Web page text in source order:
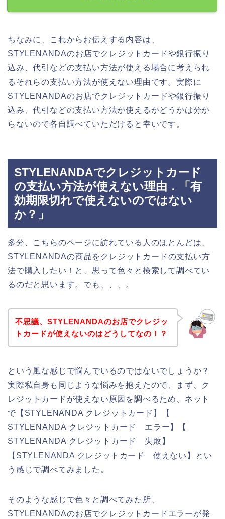
ちなみに、これからお伝えする内容は、
STYLENANDAのお店でクレジットカードや銀行振り
込み、代引などの支払い方法が使える場合に考えられ
るそれらの支払い方法が使えない理由です。実際に
STYLENANDAのお店でクレジットカードや銀行振り
込み、代引などの支払い方法が使えるかどうかは分か
らないので各自調べていただけると幸いです。
STYLENANDAでクレジットカード
の支払い方法が使えない理由．「有
効期限切れで使えないのではない
か？」
多分、こちらのページに訪れている人のほとんどは、
STYLENANDAの商品をクレジットカードの支払い方
法で購入したい！と、思って色々と検索して調べてい
るのだと思います。でも、、、。
不思議、STYLENANDAのお店でクレジッ
トカードが使えないのはどうしてなの！？
という風な感じで悩んでいるのではないでしょうか？
実際私自身も同じような悩みを抱えたので、まず、ク
レジットカードが使えない原因を調べるため、ネット
で【STYLENANDA クレジットカード】【
STYLENANDA クレジットカード エラー】【
STYLENANDA クレジットカード 失敗】
【STYLENANDA クレジットカード 使えない】とい
う感じで調べてみました。
そのような感じで色々と調べてみた所、
STYLENANDAのお店でクレジットカードエラーが発